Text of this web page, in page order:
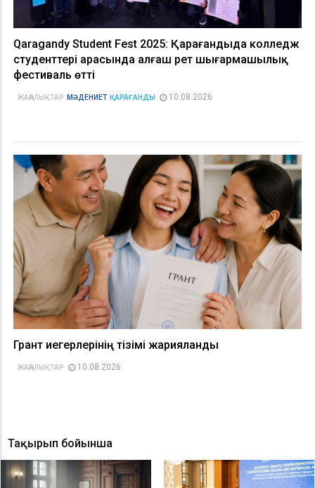
Qaragandy Student Fest 2025: Қарағандыда колледж
студенттері арасында алғаш рет шығармашылық
фестиваль өтті
ЖАҢАЛЫҚТАР МӘДЕНИЕТ ҚАРАҒАНДЫ 10.08.2026
Грант иегерлерінің тізімі жарияланды
ЖАҢАЛЫҚТАР 10.08.2026
Тақырып бойынша